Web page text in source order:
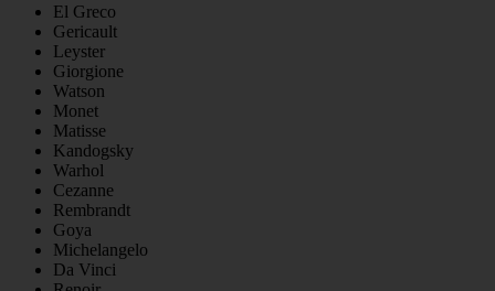
El Greco
Gericault
Leyster
Giorgione
Watson
Monet
Matisse
Kandogsky
Warhol
Cezanne
Rembrandt
Goya
Michelangelo
Da Vinci